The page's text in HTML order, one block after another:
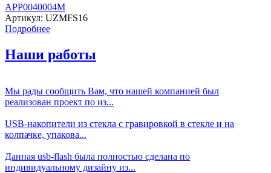
APP0040004M
Артикул: UZMFS16
Подробнее
Наши работы
Мы рады сообщить Вам, что нашей компанией был
реализован проект по из...
USB-накопители из стекла с гравировкой в стекле и на
колпачке, упакова...
Данная usb-flash была полностью сделана по
индивидуальному дизайну из...